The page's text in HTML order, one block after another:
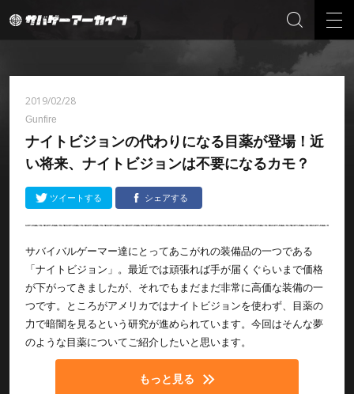
2019/02/28
Gunfire
ナイトビジョンの代わりになる目薬が登場！近
い将来、ナイトビジョンは不要になるカモ？
ツイートする シェアする
サバイバルゲーマー達にとってあこがれの装備品の一つである
「ナイトビジョン」。最近では頑張れば手が届くぐらいまで価格
が下がってきましたが、それでもまだまだ非常に高価な装備の一
つです。ところがアメリカではナイトビジョンを使わず、目薬の
力で暗闇を見るという研究が進められています。今回はそんな夢
のような目薬についてご紹介したいと思います。
もっと見る